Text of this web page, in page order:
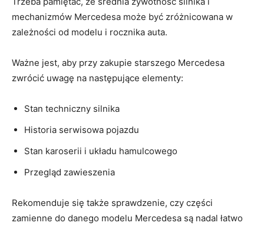
mechanizmów Mercedesa może być zróżnicowana w
zależności od modelu i rocznika auta.
Ważne jest, aby przy zakupie starszego Mercedesa⁣
zwrócić uwagę na następujące elementy:
Stan ‌techniczny silnika
Historia serwisowa pojazdu
Stan karoserii i układu hamulcowego
Przegląd zawieszenia
Rekomenduje się także sprawdzenie, czy części
zamienne do danego modelu Mercedesa ⁣są nadal ⁤łatwo